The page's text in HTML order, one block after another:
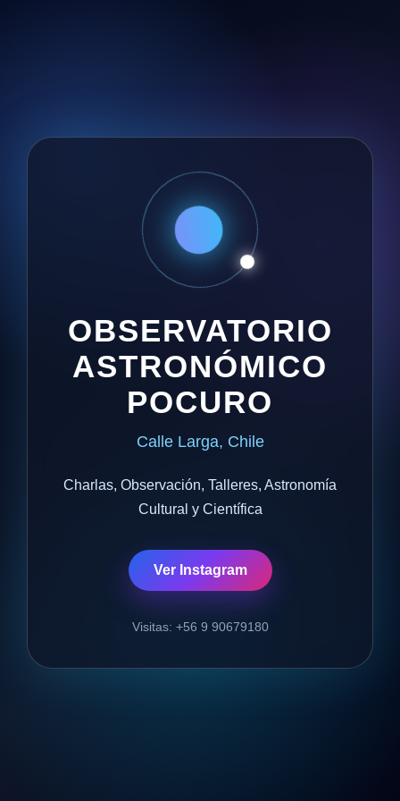
OBSERVATORIO
ASTRONÓMICO
POCURO
Calle Larga, Chile
Charlas, Observación, Talleres, Astronomía
Cultural y Científica
Ver Instagram
Visitas: +56 9 90679180